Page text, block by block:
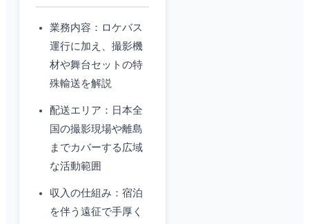
業務内容：ロケバス
運行に加え、撮影機
材や舞台セットの特
殊輸送を解説
配送エリア：日本全
国の撮影現場や離島
までカバーする広域
な活動範囲
収入の仕組み：宿泊
を伴う遠征で手厚く